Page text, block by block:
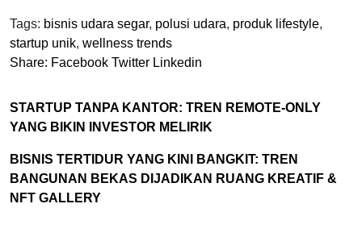
Tags: bisnis udara segar, polusi udara, produk lifestyle,
startup unik, wellness trends
Share: Facebook Twitter Linkedin
STARTUP TANPA KANTOR: TREN REMOTE-ONLY
YANG BIKIN INVESTOR MELIRIK
BISNIS TERTIDUR YANG KINI BANGKIT: TREN
BANGUNAN BEKAS DIJADIKAN RUANG KREATIF &
NFT GALLERY